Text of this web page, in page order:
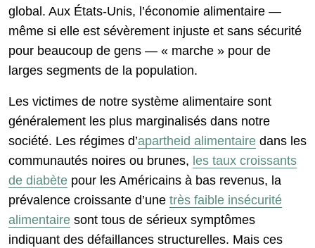
global. Aux États-Unis, l’économie alimentaire —
même si elle est sévèrement injuste et sans sécurité
pour beaucoup de gens — « marche » pour de
larges segments de la population.
Les victimes de notre système alimentaire sont
généralement les plus marginalisés dans notre
société. Les régimes d’apartheid alimentaire dans les
communautés noires ou brunes, les taux croissants
de diabète pour les Américains à bas revenus, la
prévalence croissante d’une très faible insécurité
alimentaire sont tous de sérieux symptômes
indiquant des défaillances structurelles. Mais ces